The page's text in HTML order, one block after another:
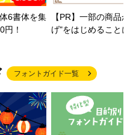
6書体を集
！
【PR】一部の商品
げ"をはじめること
フォントガイド一覧